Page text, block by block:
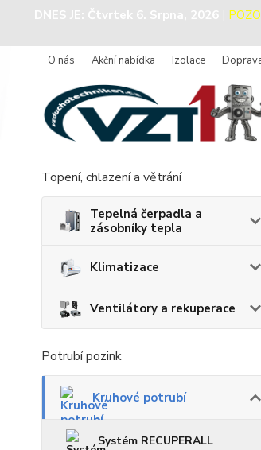
DNES JE: Čtvrtek 6. Srpna, 2026 |
O nás Akční nabídka Izolace
Topení, chlazení a větrání
Tepelná čerpadla a
zásobníky tepla
Klimatizace
Ventilátory a rekuperace
Potrubí pozink
Kruhové potrubí
Systém RECUPERALL